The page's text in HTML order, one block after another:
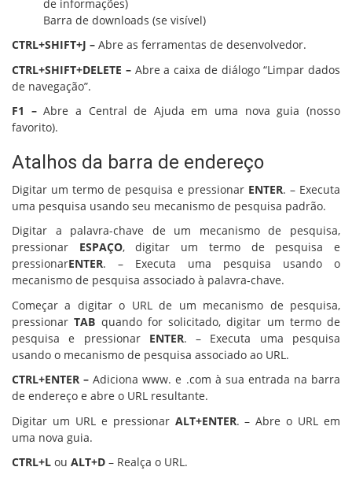
de informações)
Barra de downloads (se visível)
CTRL+SHIFT+J – Abre as ferramentas de desenvolvedor.
CTRL+SHIFT+DELETE – Abre a caixa de diálogo “Limpar dados
de navegação”.
F1 –Abre a Central de Ajuda em uma nova guia (nosso
favorito).
Atalhos da barra de endereço
Digitar um termo de pesquisa e pressionar ENTER. – Executa
uma pesquisa usando seu mecanismo de pesquisa padrão.
Digitar a palavra-chave de um mecanismo de pesquisa,
pressionar ESPAÇO, digitar um termo de pesquisa e
pressionarENTER. – Executa uma pesquisa usando o
mecanismo de pesquisa associado à palavra-chave.
Começar a digitar o URL de um mecanismo de pesquisa,
pressionarTAB quando for solicitado, digitar um termo de
pesquisa e pressionar ENTER. – Executa uma pesquisa
usando o mecanismo de pesquisa associado ao URL.
CTRL+ENTER –Adiciona www. e .com à sua entrada na barra
de endereço e abre o URL resultante.
Digitar um URL e pressionar ALT+ENTER. – Abre o URL em
uma nova guia.
CTRL+L ou ALT+D – Realça o URL.